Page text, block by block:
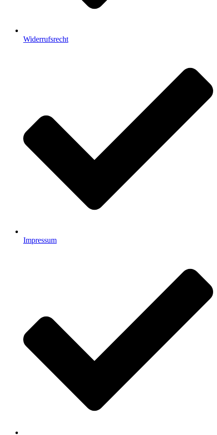
Widerrufsrecht
Impressum